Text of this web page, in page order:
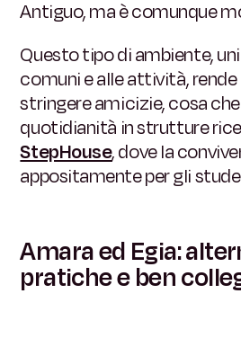
Antiguo, ma è comunque
Questo tipo di ambiente,
comuni e alle attività,
stringere amicizie, cosa
quotidianità in strutture
StepHouse, dove la
appositamente per gli
Amara ed Egia:
pratiche e ben